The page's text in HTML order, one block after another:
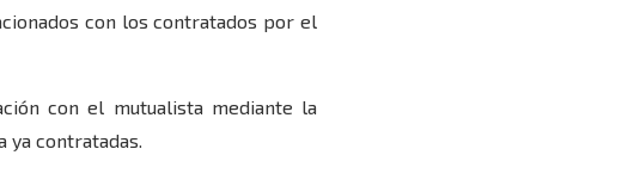
con los contratados por el
con el mutualista mediante la
ya contratadas.